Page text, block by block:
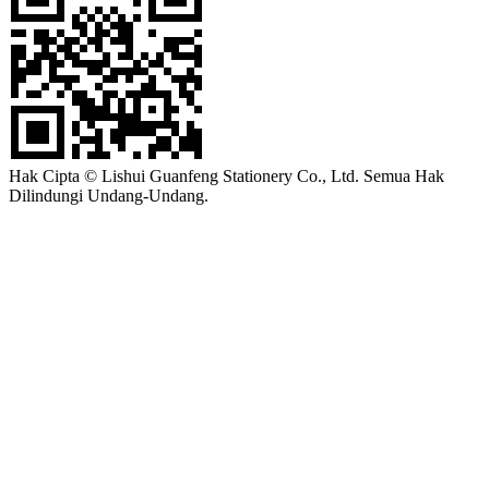
Hak Cipta © Lishui Guanfeng Stationery Co., Ltd. Semua Hak
Dilindungi Undang-Undang.